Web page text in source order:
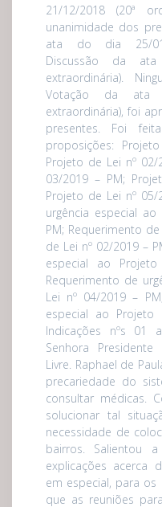
21/12/2018 (20ª
unanimidade dos
ata do dia 25/01/
Discussão da
extraordinária).
Votação da ata
extraordinária), foi
presentes. Foi
proposições:
Projeto de Lei nº
03/2019 – PM;
Projeto de Lei nº 05/
urgência especial
PM; Requerimento
de Lei nº 02/2019 –
especial ao
Requerimento de
Lei nº 04/2019 –
especial ao
Indicações nºs 01
Senhora
Livre. Raphael de
precariedade do
consultar médicas.
solucionar tal
necessidade de
bairros. Salientou
explicações acerca
em especial, para os
que as reuniões